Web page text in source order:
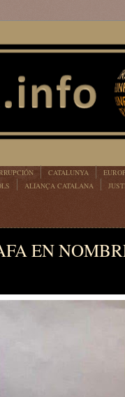
CATALUNYA
ALIANÇA CATALANA
EN